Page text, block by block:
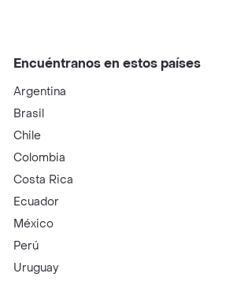
Encuéntranos en estos países
Argentina
Brasil
Chile
Colombia
Costa Rica
Ecuador
México
Perú
Uruguay